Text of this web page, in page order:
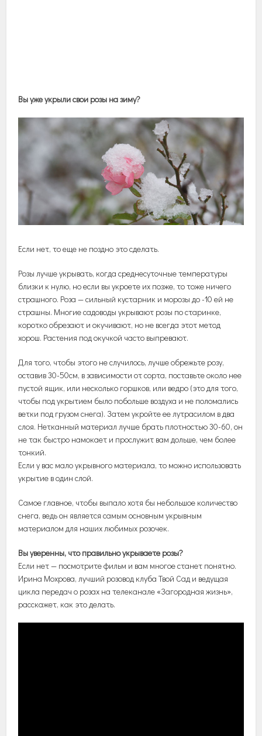
Вы уже укрыли свои розы на зиму?
Если нет, то еще не поздно это сделать.
Розы лучше укрывать, когда среднесуточные температуры
близки к нулю, но если вы укроете их позже, то тоже ничего
страшного. Роза — сильный кустарник и морозы до -10 ей не
страшны. Многие садоводы укрывают розы по старинке,
коротко обрезают и окучивают, но не всегда этот метод
хорош. Растения под окучкой часто выпревают.
Для того, чтобы этого не случилось, лучше обрежьте розу,
оставив 30-50см, в зависимости от сорта, поставьте около нее
пустой ящик, или несколько горшков, или ведро (это для того,
чтобы под укрытием было побольше воздуха и не поломались
ветки под грузом снега). Затем укройте ее лутрасилом в два
слоя. Нетканный материал лучше брать плотностью 30-60, он
не так быстро намокает и прослужит вам дольше, чем более
тонкий.
Если у вас мало укрывного материала, то можно использовать
укрытие в один слой.
Самое главное, чтобы выпало хотя бы небольшое количество
снега, ведь он является самым основным укрывным
материалом для наших любимых розочек.
Вы уверенны, что правильно укрываете розы?
Если нет — посмотрите фильм и вам многое станет понятно.
Ирина Мохрова, лучший розовод клуба Твой Сад и ведущая
цикла передач о розах на телеканале «Загородная жизнь»,
расскажет, как это делать.